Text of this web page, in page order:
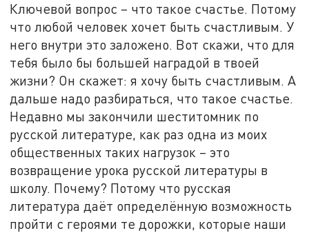
Ключевой вопрос – что такое счастье. Потому
что любой человек хочет быть счастливым. У
него внутри это заложено. Вот скажи, что для
тебя было бы большей наградой в твоей
жизни? Он скажет: я хочу быть счастливым. А
дальше надо разбираться, что такое счастье.
Недавно мы закончили шеститомник по
русской литературе, как раз одна из моих
общественных таких нагрузок – это
возвращение урока русской литературы в
школу. Почему? Потому что русская
литература даёт определённую возможность
пройти с героями те дорожки, которые наши